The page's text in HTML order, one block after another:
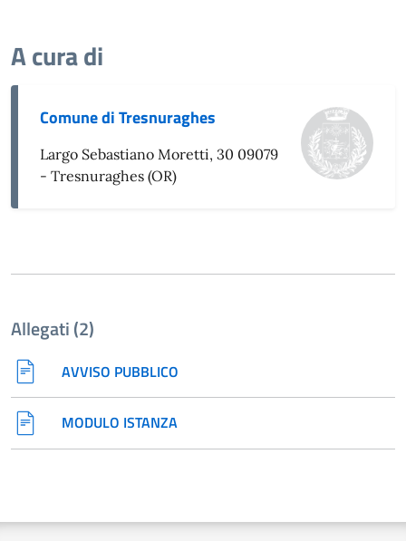
A cura di
Comune di Tresnuraghes
Largo Sebastiano Moretti, 30 09079
- Tresnuraghes (OR)
Allegati (2)
AVVISO PUBBLICO
MODULO ISTANZA